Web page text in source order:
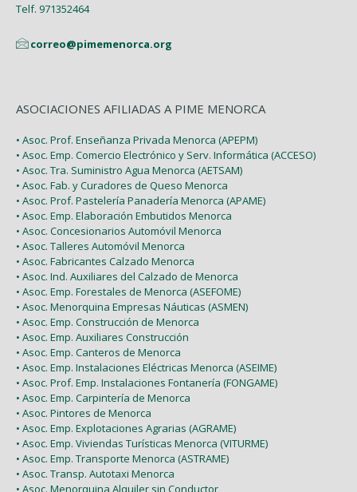
Telf. 971352464
correo@pimemenorca.org
ASOCIACIONES AFILIADAS A PIME MENORCA
• Asoc. Prof. Enseñanza Privada Menorca (APEPM)
• Asoc. Emp. Comercio Electrónico y Serv. Informática (ACCESO)
• Asoc. Tra. Suministro Agua Menorca (AETSAM)
• Asoc. Fab. y Curadores de Queso Menorca
• Asoc. Prof. Pastelería Panadería Menorca (APAME)
• Asoc. Emp. Elaboración Embutidos Menorca
• Asoc. Concesionarios Automóvil Menorca
• Asoc. Talleres Automóvil Menorca
• Asoc. Fabricantes Calzado Menorca
• Asoc. Ind. Auxiliares del Calzado de Menorca
• Asoc. Emp. Forestales de Menorca (ASEFOME)
• Asoc. Menorquina Empresas Náuticas (ASMEN)
• Asoc. Emp. Construcción de Menorca
• Asoc. Emp. Auxiliares Construcción
• Asoc. Emp. Canteros de Menorca
• Asoc. Emp. Instalaciones Eléctricas Menorca (ASEIME)
• Asoc. Prof. Emp. Instalaciones Fontanería (FONGAME)
• Asoc. Emp. Carpintería de Menorca
• Asoc. Pintores de Menorca
• Asoc. Emp. Explotaciones Agrarias (AGRAME)
• Asoc. Emp. Viviendas Turísticas Menorca (VITURME)
• Asoc. Emp. Transporte Menorca (ASTRAME)
• Asoc. Transp. Autotaxi Menorca
• Asoc. Menorquina Alquiler sin Conductor